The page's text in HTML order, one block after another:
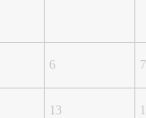
6 7
13